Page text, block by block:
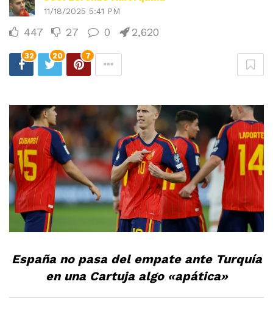
11/18/2025 5:41 PM
447 27 0 2,620
32 20 7
España no pasa del empate ante Turquía
en una Cartuja algo «apática»